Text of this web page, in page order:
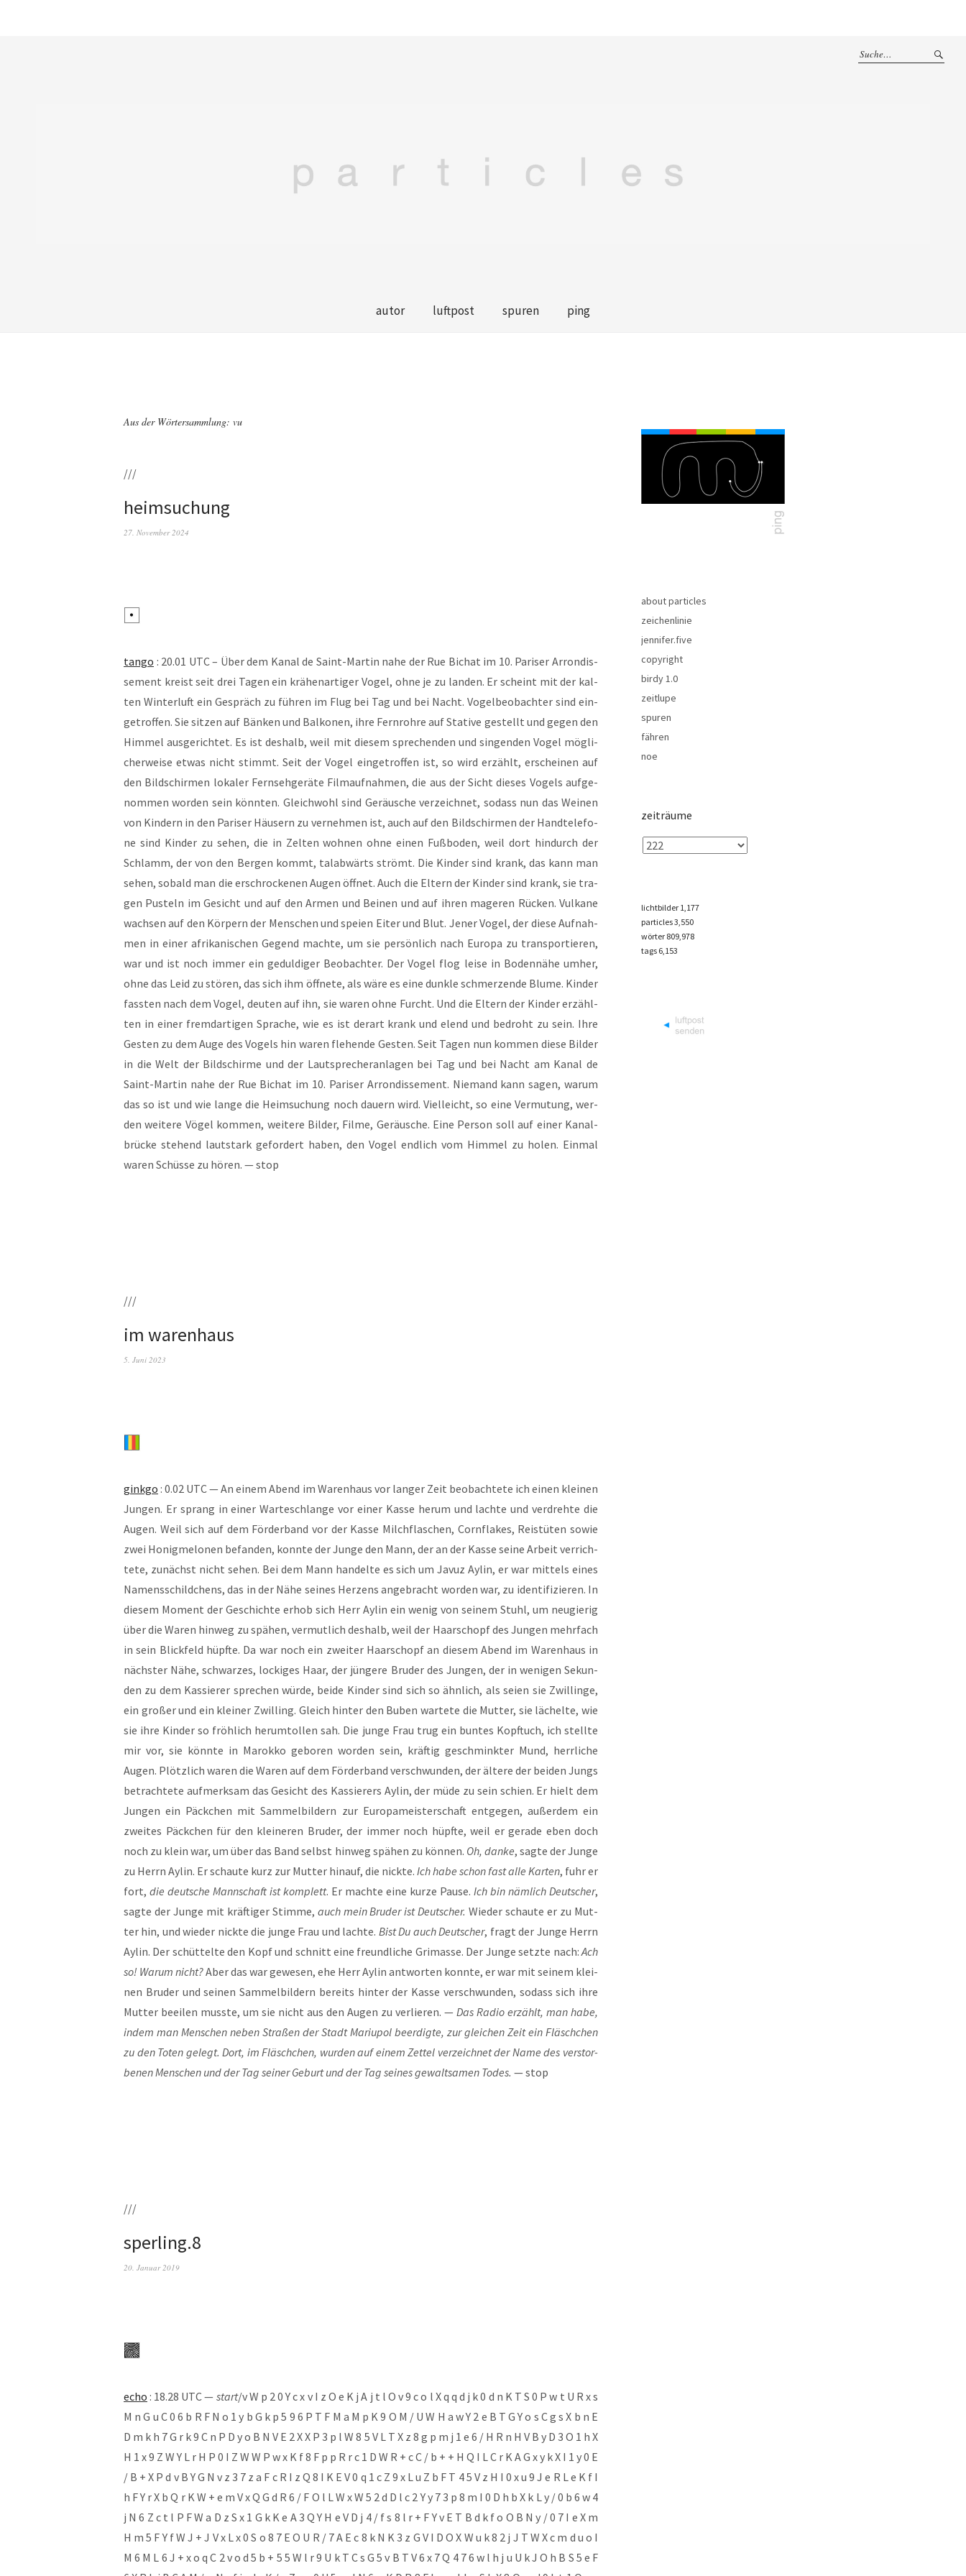
autor luftpost spuren ping
Aus der Wörtersammlung: vu
///
heimsuchung
27. November 2024
tan­go : 20.01 UTC – Über dem Kanal de Saint-Mar­tin nahe der Rue Bichat im 10. Pari­ser Arron­dis­
se­ment kreist seit drei Tagen ein krä­hen­ar­ti­ger Vogel, ohne je zu lan­den. Er scheint mit der kal­
ten Win­ter­luft ein Gespräch zu füh­ren im Flug bei Tag und bei Nacht. Vogel­be­ob­ach­ter sind ein­
ge­trof­fen. Sie sit­zen auf Bän­ken und Bal­ko­nen, ihre Fern­roh­re auf Sta­ti­ve gestellt und gegen den
Him­mel aus­ge­rich­tet. Es ist des­halb, weil mit die­sem spre­chen­den und sin­gen­den Vogel mög­li­
cher­wei­se etwas nicht stimmt. Seit der Vogel ein­ge­trof­fen ist, so wird erzählt, erschei­nen auf
den Bild­schir­men loka­ler Fern­seh­ge­rä­te Film­auf­nah­men, die aus der Sicht die­ses Vogels auf­ge­
nom­men wor­den sein könn­ten. Gleich­wohl sind Geräu­sche ver­zeich­net, sodass nun das Wei­nen
von Kin­dern in den Pari­ser Häu­sern zu ver­neh­men ist, auch auf den Bild­schir­men der Hand­te­le­fo­
ne sind Kin­der zu sehen, die in Zel­ten woh­nen ohne einen Fuß­bo­den, weil dort hin­durch der
Schlamm, der von den Ber­gen kommt, tal­ab­wärts strömt. Die Kin­der sind krank, das kann man
sehen, sobald man die erschro­cke­nen Augen öff­net. Auch die Eltern der Kin­der sind krank, sie tra­
gen Pus­teln im Gesicht und auf den Armen und Bei­nen und auf ihren mage­ren Rücken. Vul­ka­ne
wach­sen auf den Kör­pern der Men­schen und spei­en Eiter und Blut. Jener Vogel, der die­se Auf­nah­
men in einer afri­ka­ni­schen Gegend mach­te, um sie per­sön­lich nach Euro­pa zu trans­por­tie­ren,
war und ist noch immer ein gedul­di­ger Beob­ach­ter. Der Vogel flog lei­se in Boden­nä­he umher,
ohne das Leid zu stö­ren, das sich ihm öff­ne­te, als wäre es eine dunk­le schmer­zen­de Blu­me. Kin­der
fass­ten nach dem Vogel, deu­ten auf ihn, sie waren ohne Furcht. Und die Eltern der Kin­der erzähl­
ten in einer fremd­ar­ti­gen Spra­che, wie es ist der­art krank und elend und bedroht zu sein. Ihre
Ges­ten zu dem Auge des Vogels hin waren fle­hen­de Ges­ten. Seit Tagen nun kom­men die­se Bil­der
in die Welt der Bild­schir­me und der Laut­spre­cher­an­la­gen bei Tag und bei Nacht am Kanal de
Saint-Mar­tin nahe der Rue Bichat im 10. Pari­ser Arron­dis­se­ment. Nie­mand kann sagen, war­um
das so ist und wie lan­ge die Heim­su­chung noch dau­ern wird. Viel­leicht, so eine Ver­mu­tung, wer­
den wei­te­re Vögel kom­men, wei­te­re Bil­der, Fil­me, Geräu­sche. Eine Per­son soll auf einer Kanal­
brü­cke ste­hend laut­stark gefor­dert haben, den Vogel end­lich vom Him­mel zu holen. Ein­mal
waren Schüs­se zu hören. — stop
///
im warenhaus
5. Juni 2023
gink­go : 0.02 UTC — An einem Abend im Waren­haus vor lan­ger Zeit beob­ach­te­te ich einen klei­nen
Jun­gen. Er sprang in einer War­te­schlan­ge vor einer Kas­se her­um und lach­te und ver­dreh­te die
Augen. Weil sich auf dem För­der­band vor der Kas­se Milch­fla­schen, Corn­flakes, Reistü­ten sowie
zwei Honig­me­lo­nen befan­den, konn­te der Jun­ge den Mann, der an der Kas­se sei­ne Arbeit ver­rich­
te­te, zunächst nicht sehen. Bei dem Mann han­del­te es sich um Javuz Aylin, er war mit­tels eines
Namens­schild­chens, das in der Nähe sei­nes Her­zens ange­bracht wor­den war, zu iden­ti­fi­zie­ren. In
die­sem Moment der Geschich­te erhob sich Herr Aylin ein wenig von sei­nem Stuhl, um neu­gie­rig
über die Waren hin­weg zu spä­hen, ver­mut­lich des­halb, weil der Haar­schopf des Jun­gen mehr­fach
in sein Blick­feld hüpf­te. Da war noch ein zwei­ter Haar­schopf an die­sem Abend im Waren­haus in
nächs­ter Nähe, schwar­zes, locki­ges Haar, der jün­ge­re Bru­der des Jun­gen, der in weni­gen Sekun­
den zu dem Kas­sie­rer spre­chen wür­de, bei­de Kin­der sind sich so ähn­lich, als sei­en sie Zwil­lin­ge,
ein gro­ßer und ein klei­ner Zwil­ling. Gleich hin­ter den Buben war­te­te die Mut­ter, sie lächel­te, wie
sie ihre Kin­der so fröh­lich her­um­tol­len sah. Die jun­ge Frau trug ein bun­tes Kopf­tuch, ich stell­te
mir vor, sie könn­te in Marok­ko gebo­ren wor­den sein, kräf­tig geschmink­ter Mund, herr­li­che
Augen. Plötz­lich waren die Waren auf dem För­der­band ver­schwun­den, der älte­re der bei­den Jungs
betrach­te­te auf­merk­sam das Gesicht des Kas­sie­rers Aylin, der müde zu sein schien. Er hielt dem
Jun­gen ein Päck­chen mit Sam­mel­bil­dern zur Euro­pa­meis­ter­schaft ent­ge­gen, außer­dem ein
zwei­tes Päck­chen für den klei­ne­ren Bru­der, der immer noch hüpf­te, weil er gera­de eben doch
noch zu klein war, um über das Band selbst hin­weg spä­hen zu kön­nen. Oh, dan­ke, sag­te der Jun­ge
zu Herrn Aylin. Er schau­te kurz zur Mut­ter hin­auf, die nick­te. Ich habe schon fast alle Kar­ten, fuhr er
fort, die deut­sche Mann­schaft ist kom­plett. Er mach­te eine kur­ze Pau­se. Ich bin näm­lich Deut­scher,
sag­te der Jun­ge mit kräf­ti­ger Stim­me, auch mein Bru­der ist Deut­scher. Wie­der schau­te er zu Mut­
ter hin, und wie­der nick­te die jun­ge Frau und lach­te. Bist Du auch Deut­scher, fragt der Jun­ge Herrn
Aylin. Der schüt­tel­te den Kopf und schnitt eine freund­li­che Gri­mas­se. Der Jun­ge setz­te nach:Ach
so! War­um nicht?Aber das war gewe­sen, ehe Herr Aylin ant­wor­ten konn­te, er war mit sei­nem klei­
nen Bru­der und sei­nen Sam­mel­bil­dern bereits hin­ter der Kas­se ver­schwun­den, sodass sich ihre
Mut­ter beei­len muss­te, um sie nicht aus den Augen zu ver­lie­ren. — Das Radio erzählt, man habe,
indem man Men­schen neben Stra­ßen der Stadt Mariu­pol beer­dig­te, zur glei­chen Zeit ein Fläsch­chen
zu den Toten gelegt. Dort, im Fläsch­chen, wur­den auf einem Zet­tel ver­zeich­net der Name des ver­stor­
be­nen Men­schen und der Tag sei­ner Geburt und der Tag sei­nes gewalt­sa­men Todes. — stop
///
sperling.8
20. Januar 2019
echo : 18.28 UTC — start/v W p 2 0 Y c x v I z O e K j A j t l O v 9 c o l X q q d j k 0 d n K T S 0 P w t U R x s
M n G u C 0 6 b R F N o 1 y b G k p 5 9 6 P T F M a M p K 9 O M / U W H a w Y 2 e B T G Y o s C g s X b n E
D m k h 7 G r k 9 C n P D y o B N V E 2 X X P 3 p l W 8 5 V L T X z 8 g p m j 1 e 6 / H R n H V B y D 3 O 1 h X
H 1 x 9 Z W Y L r H P 0 I Z W W P w x K f 8 F p p R r c 1 D W R + c C / b + + H Q I L C r K A G x y k X I 1 y 0 E
/ B + X P d v B Y G N v z 3 7 z a F c R I z Q 8 I K E V 0 q 1 c Z 9 x L u Z b F T 4 5 V z H I 0 x u 9 J e R L e K f I
h F Y r X b Q r K W + e m V x Q G d R 6 / F O l L W x W 5 2 d D l c 2 Y y 7 3 p 8 m I 0 D h b X k L y / 0 b 6 w 4
j N 6 Z c t l P F W a D z S x 1 G k K e A 3 Q Y H e V D j 4 / f s 8 l r + F Y v E T B d k f o O B N y / 0 7 I e X m
H m 5 F Y f W J + J V x L x 0 S o 8 7 E O U R / 7 A E c 8 k N K 3 z G V I D O X W u k 8 2 j J T W X c m d u o I
M 6 M L 6 J + x o q C 2 v o d 5 b + 5 5 W l r 9 U k T C s G 5 v B T V 6 x 7 Q 4 7 6 w l h j u U k J O h B S 5 e F
about particles
zeichenlinie
jennifer.five
copyright
birdy 1.0
zeitlupe
spuren
fähren
noe
zeiträume
lichtbilder 1,177
particles3,550
wörter 809,978
tags 6,153